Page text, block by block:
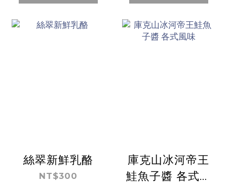
絲翠新鮮乳酪
NT$300
庫克山冰河帝王
鮭魚子醬 各式風